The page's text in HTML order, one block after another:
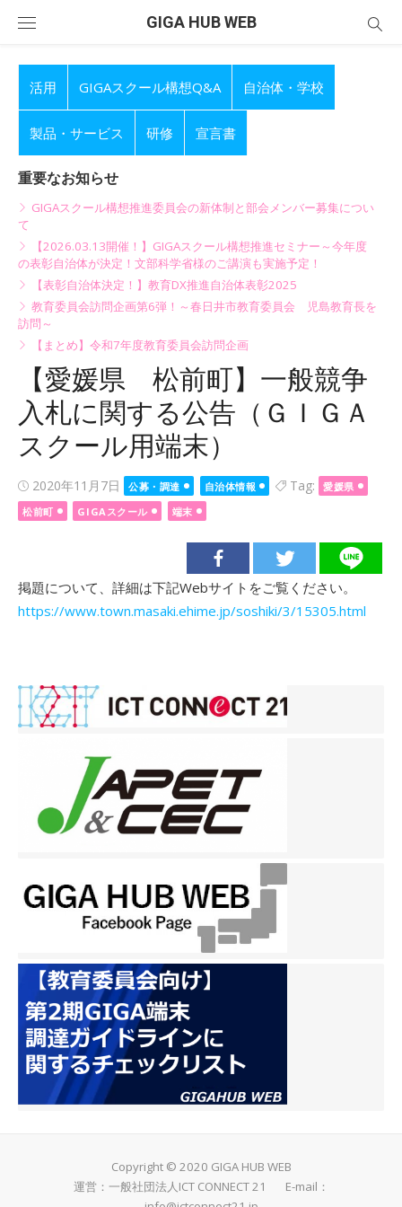
GIGA HUB WEB
活用 GIGAスクール構想Q&A 自治体・学校
製品・サービス 研修 宣言書
重要なお知らせ
GIGAスクール構想推進委員会の新体制と部会メンバー募集につい
て
【2026.03.13開催！】GIGAスクール構想推進セミナー～今年度
の表彰自治体が決定！文部科学省様のご講演も実施予定！
【表彰自治体決定！】教育DX推進自治体表彰2025
教育委員会訪問企画第6弾！～春日井市教育委員会 児島教育長を
訪問～
【まとめ】令和7年度教育委員会訪問企画
【愛媛県 松前町】一般競争
入札に関する公告（ＧＩＧＡ
スクール用端末）
Posted
on
2020年11月7日 公募・調達 自治体情報 Tag:
愛媛県
松前町
GIGAスクール 端末
掲題について、詳細は下記Webサイトをご覧ください。
https://www.town.masaki.ehime.jp/soshiki/3/15305.html
Copyright © 2020 GIGA HUB WEB
運営：一般社団法人ICT CONNECT 21 E-mail：